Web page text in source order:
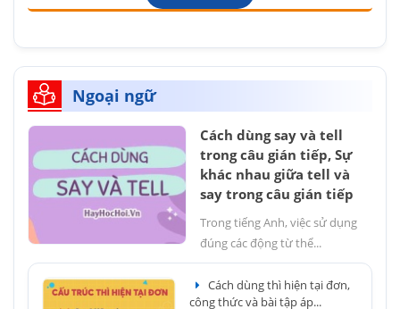
Ngoại ngữ
Cách dùng say và tell
trong câu gián tiếp, Sự
khác nhau giữa tell và
say trong câu gián tiếp
Trong tiếng Anh, việc sử dụng
đúng các động từ thể...
Cách dùng thì hiện tại đơn,
công thức và bài tập áp...